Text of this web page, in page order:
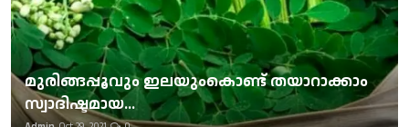
മുരിങ്ങപ്പൂവും ഇലയുംകൊണ്ട് തയാറാക്കാം
സ്വാദിഷ്ടമായ...